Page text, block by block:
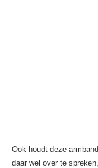
Ook houdt deze
daar wel over te